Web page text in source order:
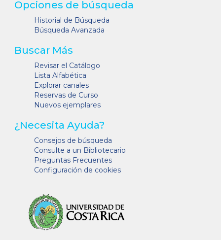
Opciones de búsqueda
Historial de Búsqueda
Búsqueda Avanzada
Buscar Más
Revisar el Catálogo
Lista Alfabética
Explorar canales
Reservas de Curso
Nuevos ejemplares
¿Necesita Ayuda?
Consejos de búsqueda
Consulte a un Bibliotecario
Preguntas Frecuentes
Configuración de cookies